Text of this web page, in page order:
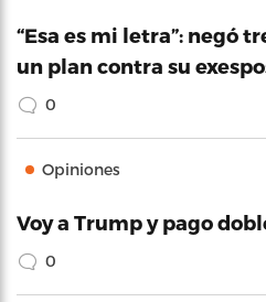
“Esa es mi letra”: negó
un plan contra su
0
Opiniones
Voy a Trump y pago
0